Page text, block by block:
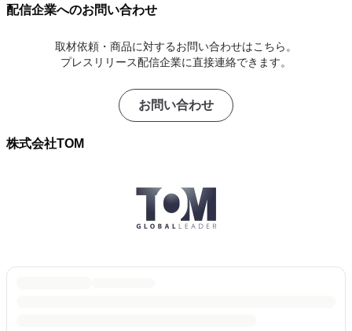
配信企業へのお問い合わせ
取材依頼・商品に対するお問い合わせはこちら。
プレスリリース配信企業に直接連絡できます。
お問い合わせ
株式会社TOM